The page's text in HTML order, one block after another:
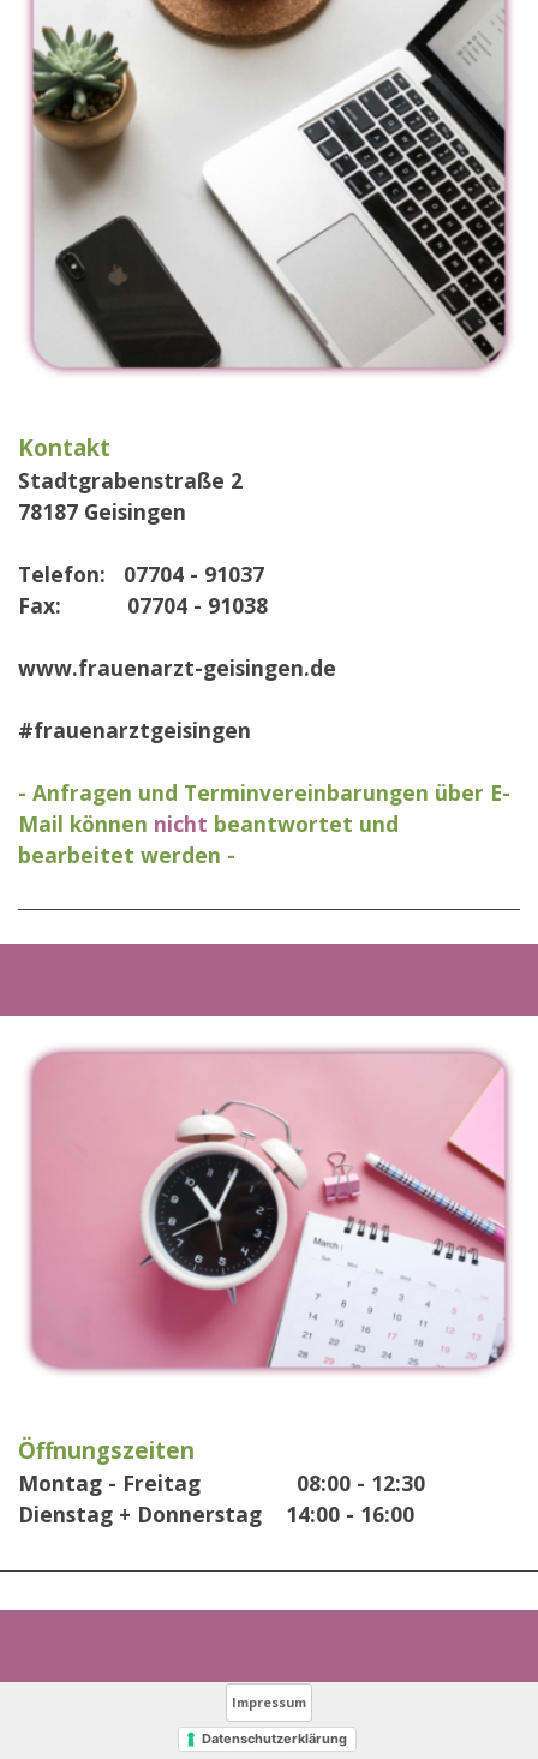
Kontakt
Stadtgrabenstraße 2
78187 Geisingen
Telefon: 07704 - 91037
Fax: 07704 - 91038
www.frauenarzt-geisingen.de
#frauenarztgeisingen
- Anfragen und Terminvereinbarungen über E-
Mail können nicht beantwortet und
bearbeitet werden -
Öffnungszeiten
Montag - Freitag 08:00 - 12:30
Dienstag + Donnerstag 14:00 - 16:00
Impressum
Datenschutzerklärung